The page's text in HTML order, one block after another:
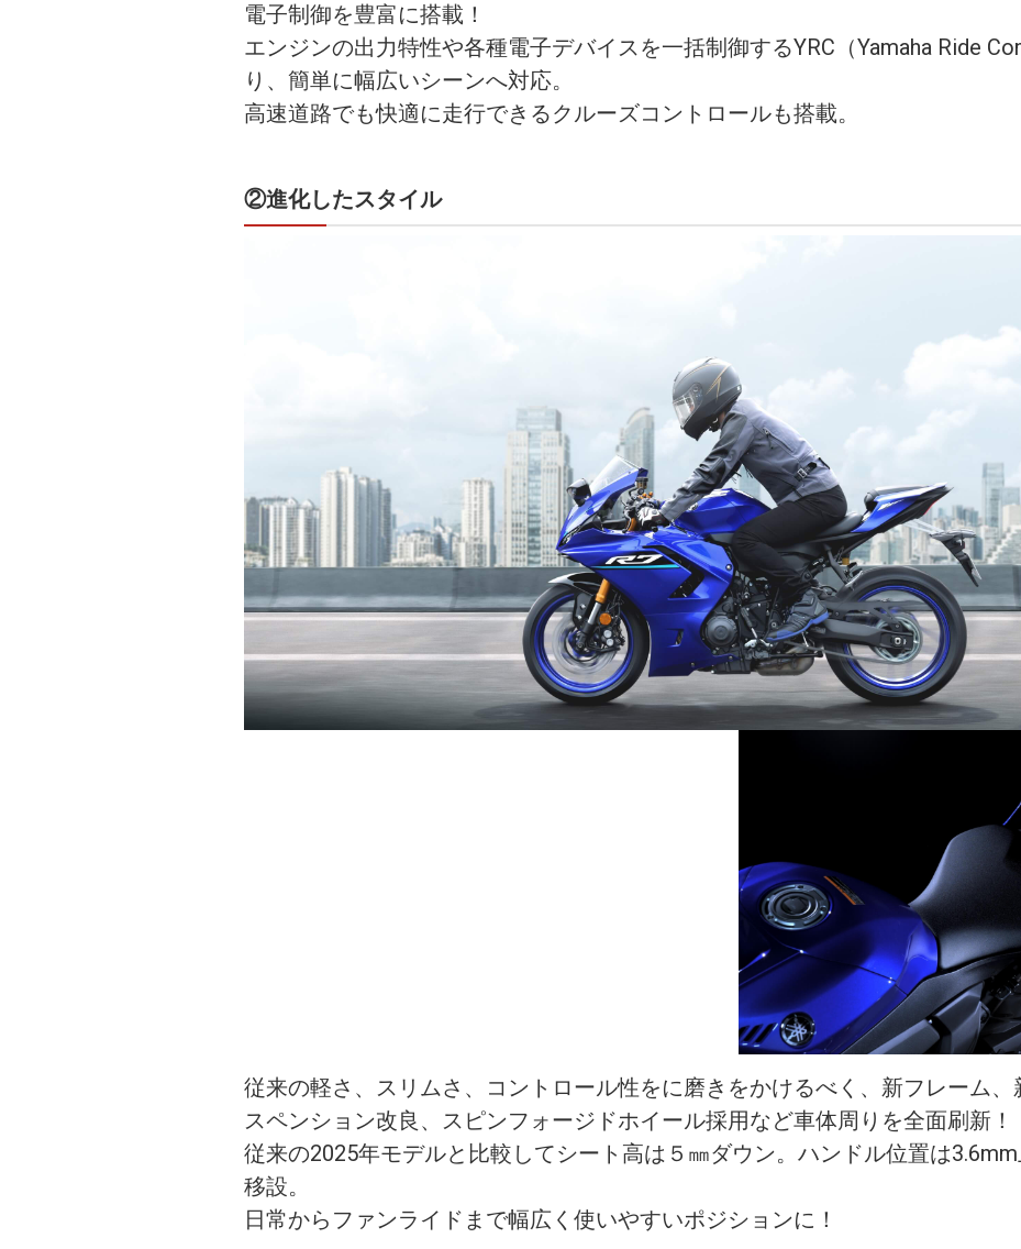
電子制御を豊富に搭載！
エンジンの出力特性や各種電子デバイスを一括制御するYRC（Yamaha Ride
り、簡単に幅広いシーンへ対応。
高速道路でも快適に走行できるクルーズコントロールも搭載。
②進化したスタイル
従来の軽さ、スリムさ、コントロール性をに磨きをかけるべく、新フレーム
スペンション改良、スピンフォージドホイール採用など車体周りを全面刷新！
従来の2025年モデルと比較してシート高は５㎜ダウン。ハンドル位置は
移設。
日常からファンライドまで幅広く使いやすいポジションに！